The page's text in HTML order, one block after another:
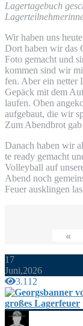
Lager­ta­ge­buch
Wir haben uns
Dort haben wir das
Foto gemacht und
kom­men sind wir
fen. Aber ein net­ter
Gepäck mit dem
lau­fen. Oben
auf­ge­baut, die wir
Zum Abend­brot
Danach haben wir
te rea­dy gemacht
Vol­ley­ball auf
Abend noch
Feu­er aus­klin­gen
«
17
Juni,2026
3.112